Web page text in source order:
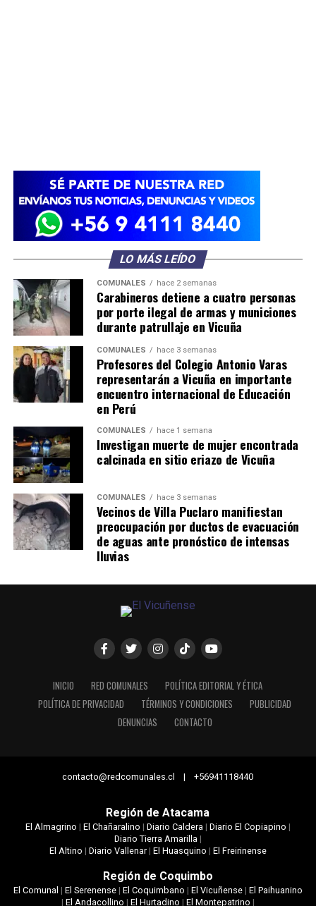
LO MÁS LEÍDO
COMUNALES hace 2 semanas
Carabineros detiene a cuatro personas
por porte ilegal de armas y municiones
durante patrullaje en Vicuña
COMUNALES hace 3 semanas
Profesores del Colegio Antonio Varas
representarán a Vicuña en importante
encuentro internacional de Educación
en Perú
COMUNALES hace 1 semana
Investigan muerte de mujer encontrada
calcinada en sitio eriazo de Vicuña
COMUNALES hace 3 semanas
Vecinos de Villa Puclaro manifiestan
preocupación por ductos de evacuación
de aguas ante pronóstico de intensas
lluvias
INICIO RED COMUNALES
POLÍTICA EDITORIAL Y ÉTICA
POLÍTICA DE PRIVACIDAD
TÉRMINOS Y CONDICIONES
PUBLICIDAD
DENUNCIAS
CONTACTO
contacto@redcomunales.cl | +56941118440
Región de Atacama
El Almagrino | El Chañaralino | Diario Caldera| Diario El Copiapino |
Diario Tierra Amarilla|
El Altino | Diario Vallenar| El Huasquino | El Freirinense
Región de Coquimbo
El Comunal | El Serenense| El Coquimbano | El Vicuñense| El Paihuanino
| El Andacollino | El Hurtadino | El Montepatrino |